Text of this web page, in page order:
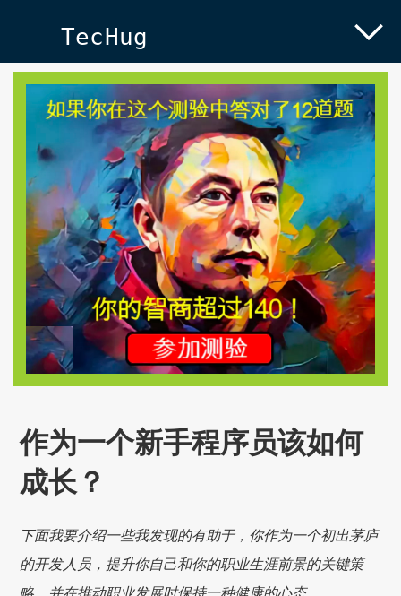
TecHug
作为一个新手程序员该如何
成长？
下面我要介绍一些我发现的有助于，你作为一个初出茅庐
的开发人员，提升你自己和你的职业生涯前景的关键策